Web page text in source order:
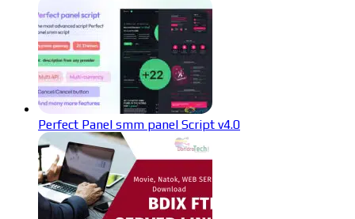
Perfect Panel smm panel Script v4.0